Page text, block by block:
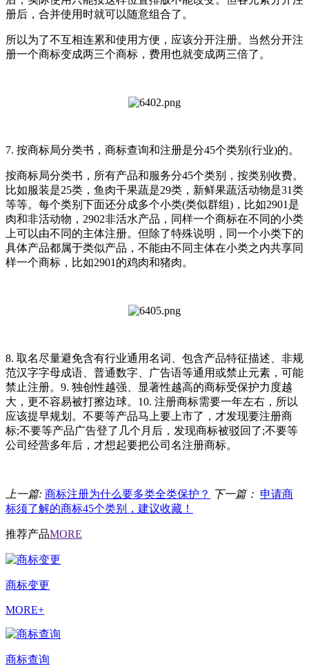
册后，合并使用时就可以随意组合了。
所以为了不互相连累和使用方便，应该分开注册。当然分开注
册一个商标变成两三个商标，费用也就变成两三倍了。
7. 按商标局分类书，商标查询和注册是分45个类别(行业)的。
按商标局分类书，所有产品和服务分45个类别，按类别收费。
比如服装是25类，鱼肉干果蔬是29类，新鲜果蔬活动物是31类
等等。每个类别下面还分成多个小类(类似群组)，比如2901是
肉和非活动物，2902非活水产品，同样一个商标在不同的小类
上可以由不同的主体注册。但除了特殊说明，同一个小类下的
具体产品都属于类似产品，不能由不同主体在小类之内共享同
样一个商标，比如2901的鸡肉和猪肉。
8. 取名尽量避免含有行业通用名词、包含产品特征描述、非规
范汉字字母成语、普通数字、广告语等通用或禁止元素，可能
禁止注册。9. 独创性越强、显著性越高的商标受保护力度越
大，更不容易被打擦边球。10. 注册商标需要一年左右，所以
应该提早规划。不要等产品马上要上市了，才发现要注册商
标;不要等产品广告登了几个月后，发现商标被驳回了;不要等
公司经营多年后，才想起要把公司名注册商标。
上一篇: 商标注册为什么要多类全类保护？ 下一篇： 申请商
标须了解的商标45个类别，建议收藏！
推荐产品MORE
商标变更
MORE+
商标查询